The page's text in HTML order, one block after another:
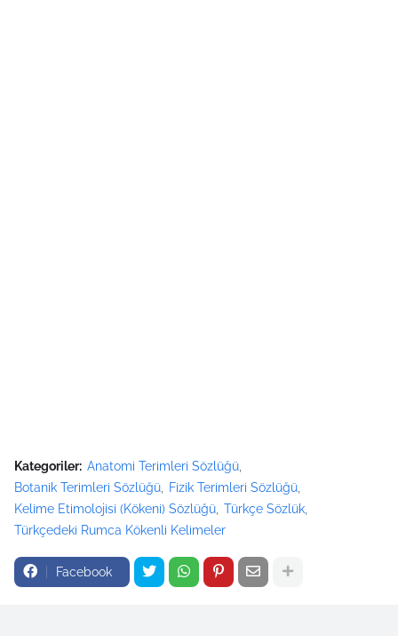
Kategoriler: Anatomi Terimleri Sözlüğü
Botanik Terimleri Sözlüğü
Fizik Terimleri Sözlüğü
Kelime Etimolojisi (Kökeni) Sözlüğü Türkçe Sözlük
Türkçedeki Rumca Kökenli Kelimeler
Facebook